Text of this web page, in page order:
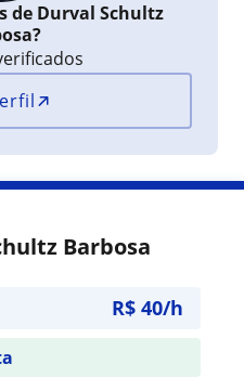
de Durval Schultz
Barbosa
R$ 40/h